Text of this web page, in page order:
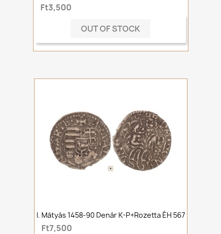
Ft3,500
OUT OF STOCK
I. Mátyás 1458-90 Denár K-P+rozetta ÉH 567
Ft7,500